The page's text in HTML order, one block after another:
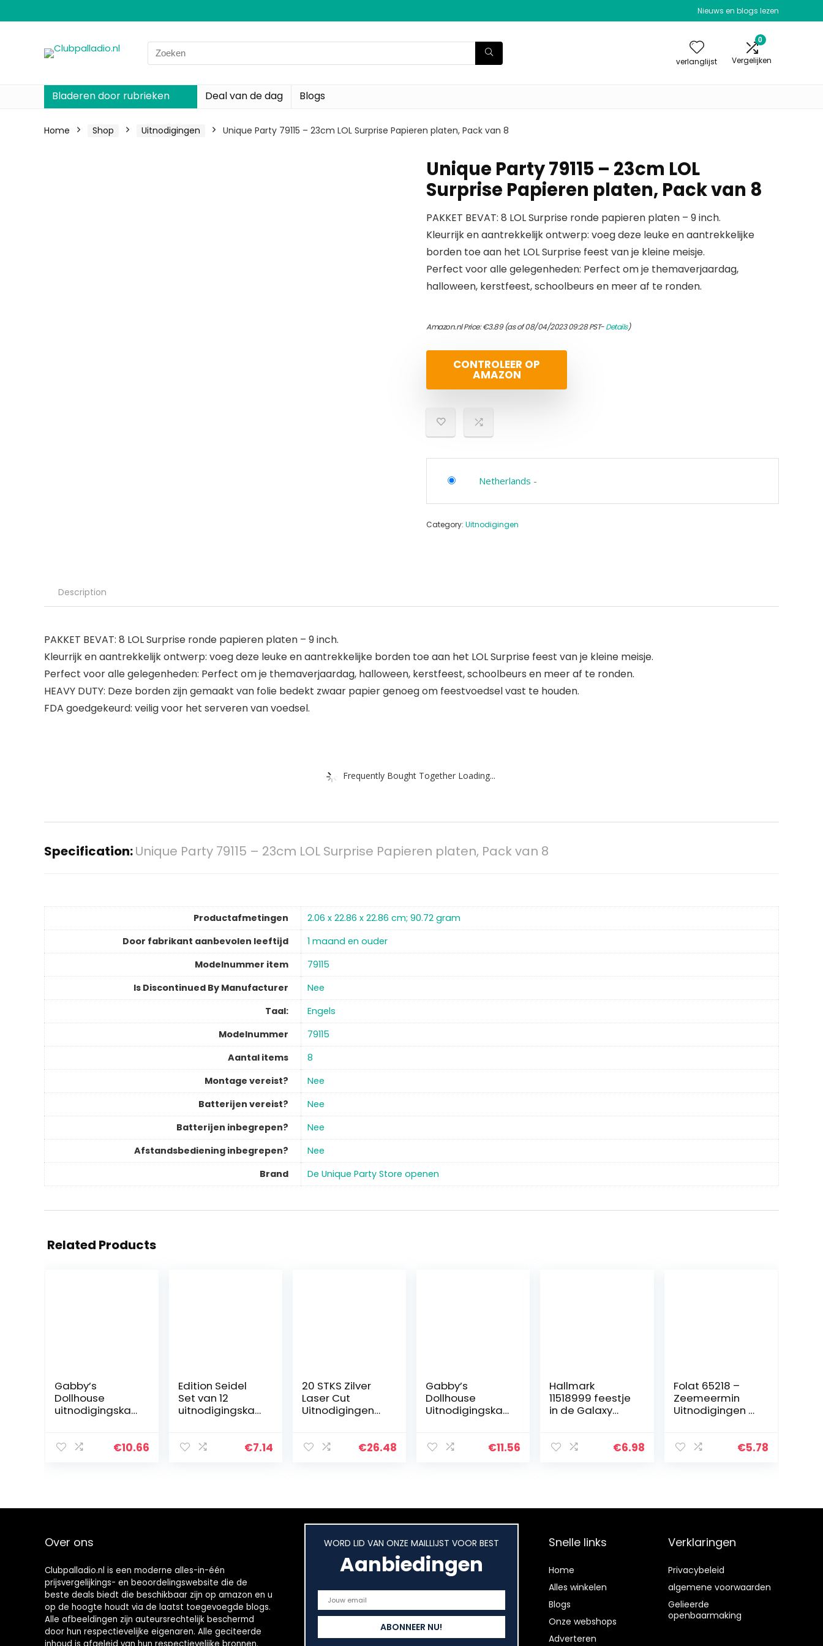
Nieuws en blogs lezen
Search
for:
verlanglijst
0
Vergelijken
Bladeren door rubrieken Deal van de dag Blogs
Home Shop Uitnodigingen Unique Party 79115 – 23cm LOL Surprise Papieren platen, Pack van 8
Unique Party 79115 – 23cm LOL
Surprise Papieren platen, Pack van 8
PAKKET BEVAT: 8 LOL Surprise ronde papieren platen – 9 inch.
Kleurrijk en aantrekkelijk ontwerp: voeg deze leuke en aantrekkelijke
borden toe aan het LOL Surprise feest van je kleine meisje.
Perfect voor alle gelegenheden: Perfect om je themaverjaardag,
halloween, kerstfeest, schoolbeurs en meer af te ronden.
Amazon.nl Price:€3.89(as of 08/04/2023 09:28 PST-Details)
CONTROLEER OP
AMAZON
Netherlands -
Category: Uitnodigingen
Description
PAKKET BEVAT: 8 LOL Surprise ronde papieren platen – 9 inch.
Kleurrijk en aantrekkelijk ontwerp: voeg deze leuke en aantrekkelijke borden toe aan het LOL Surprise feest van je kleine meisje.
Perfect voor alle gelegenheden: Perfect om je themaverjaardag, halloween, kerstfeest, schoolbeurs en meer af te ronden.
HEAVY DUTY: Deze borden zijn gemaakt van folie bedekt zwaar papier genoeg om feestvoedsel vast te houden.
FDA goedgekeurd: veilig voor het serveren van voedsel.
Frequently Bought Together Loading...
Specification:Unique Party 79115 – 23cm LOL Surprise Papieren platen, Pack van 8
Productafmetingen
‎2.06 x 22.86 x 22.86 cm; 90.72 gram
Door fabrikant aanbevolen leeftijd
‎1 maand en ouder
Modelnummer item
‎79115
Is Discontinued By Manufacturer
‎Nee
Taal:
‎Engels
Modelnummer
‎79115
Aantal items
‎8
Montage vereist?
‎Nee
Batterijen vereist?
‎Nee
Batterijen inbegrepen?
‎Nee
Afstandsbediening inbegrepen?
‎Nee
Brand
De Unique Party Store openen
Related Products
Gabby’s
Dollhouse
uitnodigingskaa
stuks
€10.66
Edition Seidel
Set van 12
uitnodigingskaa
kinderverjaarda
€7.14
20 STKS Zilver
Laser Cut
Uitnodigingen
voor Verjaardag
€26.48
Gabby’s
Dollhouse
Uitnodigingskaa
stuks dollhouse
€11.56
Hallmark
11518999 feestje
in de Galaxy
sten, 20 stuks€6.98
Folat 65218 –
Zeemeermin
Uitnodigingen –
n
€5.78
Over ons
Clubpalladio.nl is een moderne alles-in-één
prijsvergelijkings- en beoordelingswebsite die de
beste deals biedt die beschikbaar zijn op amazon en u
op de hoogte houdt via de laatst toegevoegde blogs.
Alle afbeeldingen zijn auteursrechtelijk beschermd
door hun respectievelijke eigenaren. Alle geciteerde
WORD LID VAN ONZE MAILLIJST VOOR BEST
Aanbiedingen
Snelle links
Home
Alles winkelen
Blogs
Onze webshops
Adverteren
Verklaringen
Privacybeleid
algemene voorwaarden
Gelieerde
openbaarmaking